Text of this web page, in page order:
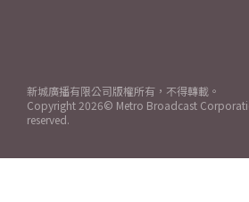
新城廣播有限公司版權所有，不得轉載。
Copyright 2026© Metro Broadcast
reserved.